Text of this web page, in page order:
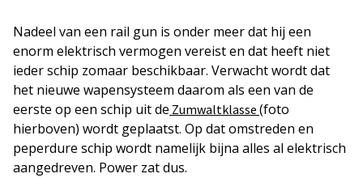
Nadeel van een rail gun is onder meer dat hij een
enorm elektrisch vermogen vereist en dat heeft niet
ieder schip zomaar beschikbaar. Verwacht wordt dat
het nieuwe wapensysteem daarom als een van de
eerste op een schip uit de Zumwaltklasse (foto
hierboven) wordt geplaatst. Op dat omstreden en
peperdure schip wordt namelijk bijna alles al elektrisch
aangedreven. Power zat dus.